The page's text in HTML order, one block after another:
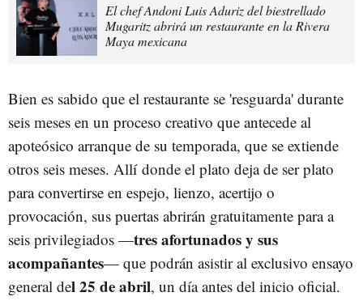
El chef Andoni Luis Aduriz del biestrellado
Mugaritz abrirá un restaurante en la Rivera
Maya mexicana
Bien es sabido que el restaurante se 'resguarda' durante
seis meses en un proceso creativo que antecede al
apoteósico arranque de su temporada, que se extiende
otros seis meses. Allí donde el plato deja de ser plato
para convertirse en espejo, lienzo, acertijo o
provocación, sus puertas abrirán gratuitamente para a
seis privilegiados —tres afortunados y sus
acompañantes— que podrán asistir al exclusivo ensayo
general del 25 de abril, un día antes del inicio oficial.